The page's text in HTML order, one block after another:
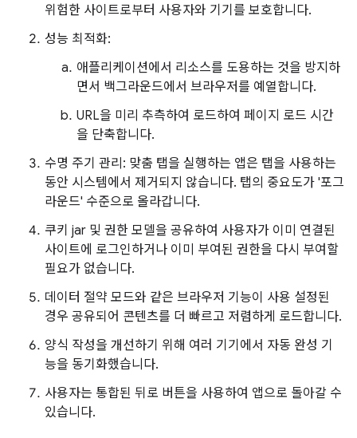
위험한 사이트로부터 사용자와 기기를 보호합니다.
성능 최적화:
애플리케이션에서 리소스를 도용하는 것을 방지하
면서 백그라운드에서 브라우저를 예열합니다.
URL을 미리 추측하여 로드하여 페이지 로드 시간
을 단축합니다.
수명 주기 관리: 맞춤 탭을 실행하는 앱은 탭을 사용하는
동안 시스템에서 제거되지 않습니다. 탭의 중요도가 '포그
라운드' 수준으로 올라갑니다.
쿠키 jar 및 권한 모델을 공유하여 사용자가 이미 연결된
사이트에 로그인하거나 이미 부여된 권한을 다시 부여할
필요가 없습니다.
데이터 절약 모드와 같은 브라우저 기능이 사용 설정된
경우 공유되어 콘텐츠를 더 빠르고 저렴하게 로드합니다.
양식 작성을 개선하기 위해 여러 기기에서 자동 완성 기
능을 동기화했습니다.
사용자는 통합된 뒤로 버튼을 사용하여 앱으로 돌아갈 수
있습니다.